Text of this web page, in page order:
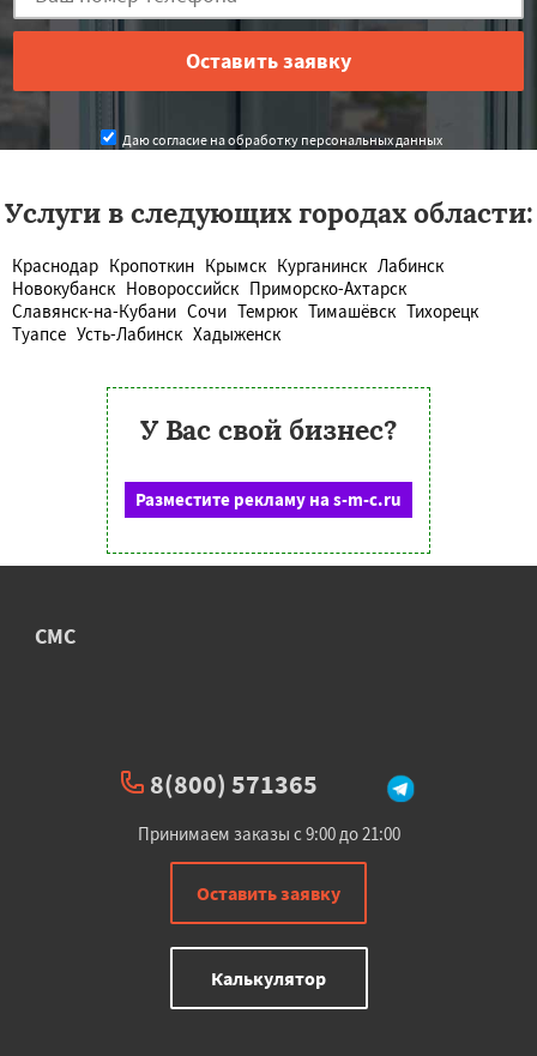
Даю согласие на обработку персональных данных
Услуги в следующих городах области:
Краснодар Кропоткин Крымск Курганинск Лабинск
Новокубанск Новороссийск Приморско-Ахтарск
Славянск-на-Кубани Сочи Темрюк Тимашёвск Тихорецк
Туапсе Усть-Лабинск Хадыженск
У Вас свой бизнес?
Разместите рекламу на s-m-c.ru
СМС
8(800) 571365
Принимаем заказы с 9:00 до 21:00
Оставить заявку
Калькулятор